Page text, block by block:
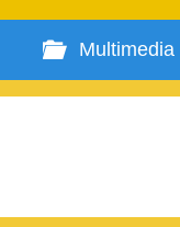
Multimedia